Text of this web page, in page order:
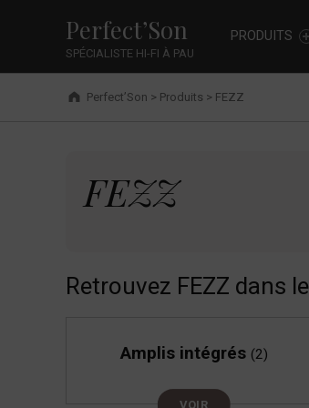
FEZZ - Perfect’Son
Perfect’Son
SPÉCIALISTE HI-FI À PAU
PRODUITS
Breadcrumbs navigation
Perfect’Son > Produits > FEZZ
FEZZ
Retrouvez FEZZ dans
Amplis intégrés (2)
VOIR